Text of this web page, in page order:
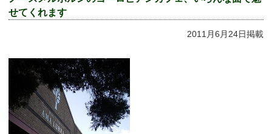
せてくれます
2011月6月24日掲載